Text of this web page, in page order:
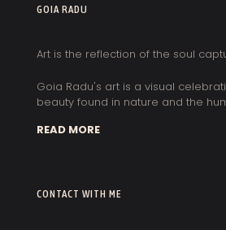
GOIA RADU
Art is the reflection of the soul
Goia Radu's art is a visual
beauty found in nature and the
READ MORE
CONTACT WITH ME